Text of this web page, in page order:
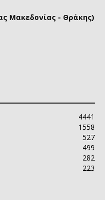
Μακεδονίας - Θράκης)
4441
1558
527
499
282
223